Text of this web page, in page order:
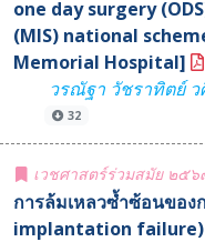
one day surgery
(MIS) national
Memorial Hospital]
วรณัฐา วัชราทิตย์
32
เวชศาสตร์ร่วมสมัย ๒๕๖
การล้มเหลวซ้ำซ้อนขอ
implantation failure)